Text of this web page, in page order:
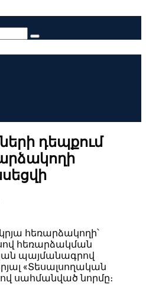
դեպքում
հեռարձակողի՝
հեռարձակման
պայմանագրով
«Տեսալսողական
սահմանված նորմը։